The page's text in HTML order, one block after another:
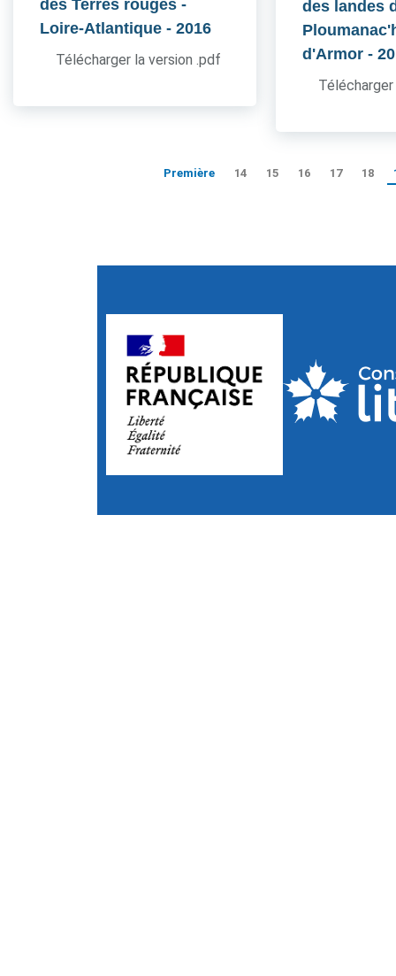
des Terres rouges -
Loire-Atlantique - 2016
Télécharger la version .pdf
des landes
d'Armor -
Première 14 15 16 17 18